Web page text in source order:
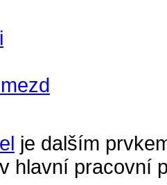
je dalším
hlavní pracovní